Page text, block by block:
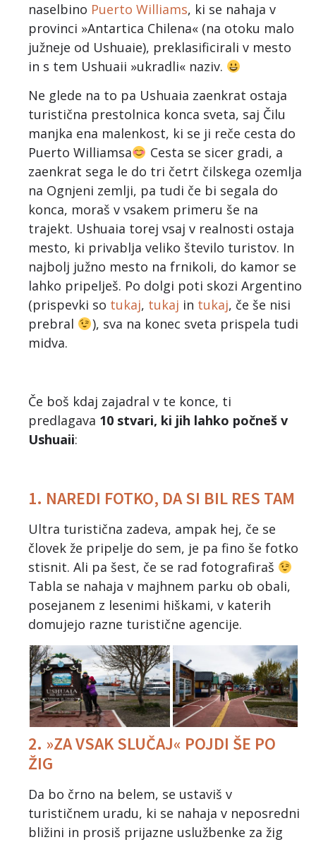
naselbino Puerto Williams, ki se nahaja v
provinci »Antartica Chilena« (na otoku malo
južneje od Ushuaie), preklasificirali v mesto
in s tem Ushuaii »ukradli« naziv.
Ne glede na to pa Ushuaia zaenkrat ostaja
turistična prestolnica konca sveta, saj Čilu
manjka ena malenkost, ki se ji reče cesta do
Puerto Williamsa
Cesta se sicer gradi, a
zaenkrat sega le do tri četrt čilskega ozemlja
na Ognjeni zemlji, pa tudi če bi segala do
konca, moraš v vsakem primeru še na
trajekt. Ushuaia torej vsaj v realnosti ostaja
mesto, ki privablja veliko število turistov. In
najbolj južno mesto na frnikoli, do kamor se
lahko pripelješ. Po dolgi poti skozi Argentino
(prispevki so tukaj, tukaj in tukaj, če še nisi
prebral
), sva na konec sveta prispela tudi
midva.
Če boš kdaj zajadral v te konce, ti
predlagava 10 stvari, ki jih lahko počneš v
Ushuaii:
1. NAREDI FOTKO, DA SI BIL RES TAM
Ultra turistična zadeva, ampak hej, če se
človek že pripelje do sem, je pa fino še fotko
stisnit. Ali pa šest, če se rad fotografiraš
Tabla se nahaja v majhnem parku ob obali,
posejanem z lesenimi hiškami, v katerih
domujejo razne turistične agencije.
2. »ZA VSAK SLUČAJ« POJDI ŠE PO
ŽIG
Da bo črno na belem, se ustaviš v
turističnem uradu, ki se nahaja v neposredni
bližini in prosiš prijazne uslužbenke za žig